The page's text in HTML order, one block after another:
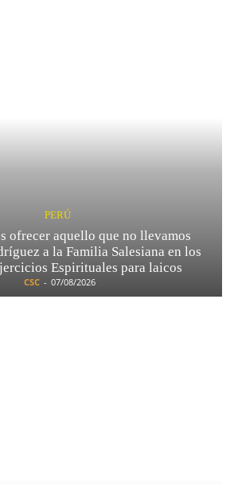
PERÚ
ofrecer aquello que no llevamos
a la Familia Salesiana en los
Espirituales para laicos
CSC - 07/08/2026